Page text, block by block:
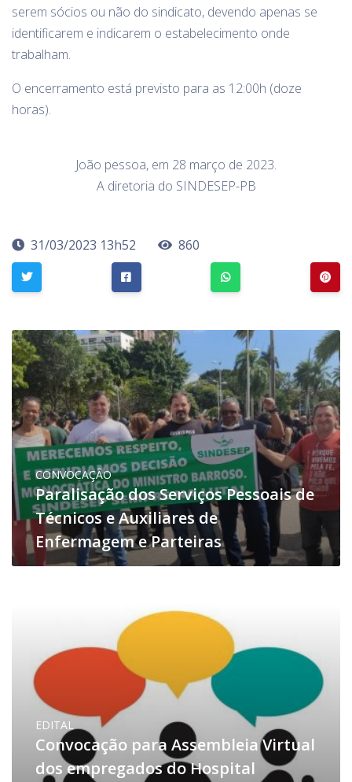
serem sócios ou não do sindicato, devendo apenas se
identificarem e indicarem o estabelecimento onde
trabalham.
O encerramento está previsto para as 12:00h (doze
horas).
João pessoa, em 28 março de 2023.
A diretoria do SINDESEP-PB
31/03/2023 13h52 860
CONVOCAÇÃO
Paralisação dos Serviços Pessoais de
Técnicos e Auxiliares de
Enfermagem e Parteiras
EDITAL
Convocação para Assembleia Virtual
dos empregados do Hospital